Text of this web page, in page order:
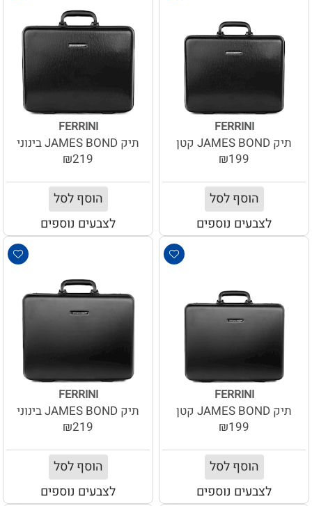
FERRINI
תיק JAMES BOND קטן
₪199
הוסף לסל
לצבעים נוספים
FERRINI
תיק JAMES BOND בינוני
₪219
הוסף לסל
לצבעים נוספים
FERRINI
תיק JAMES BOND קטן
₪199
הוסף לסל
לצבעים נוספים
FERRINI
תיק JAMES BOND בינוני
₪219
הוסף לסל
לצבעים נוספים